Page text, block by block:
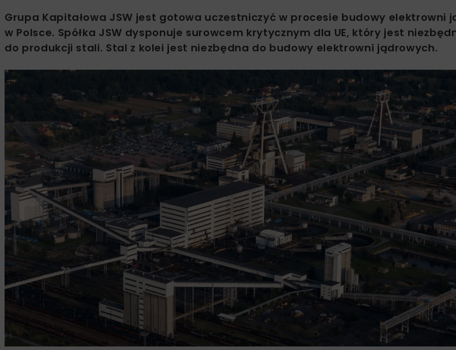
Grupa Kapitałowa JSW jest gotowa uczestniczyć w procesie budowy elektrowni
w Polsce. Spółka JSW dysponuje surowcem krytycznym dla UE, który jest
do produkcji stali. Stal z kolei jest niezbędna do budowy elektrowni jądrowych.